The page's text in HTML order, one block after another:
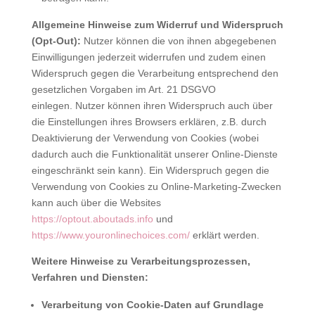
Allgemeine Hinweise zum Widerruf und Widerspruch
(Opt-Out): Nutzer können die von ihnen abgegebenen
Einwilligungen jederzeit widerrufen und zudem einen
Widerspruch gegen die Verarbeitung entsprechend den
gesetzlichen Vorgaben im Art. 21 DSGVO
einlegen. Nutzer können ihren Widerspruch auch über
die Einstellungen ihres Browsers erklären, z.B. durch
Deaktivierung der Verwendung von Cookies (wobei
dadurch auch die Funktionalität unserer Online-Dienste
eingeschränkt sein kann). Ein Widerspruch gegen die
Verwendung von Cookies zu Online-Marketing-Zwecken
kann auch über die Websites
https://optout.aboutads.info und
https://www.youronlinechoices.com/erklärt werden.
Weitere Hinweise zu Verarbeitungsprozessen,
Verfahren und Diensten:
Verarbeitung von Cookie-Daten auf Grundlage